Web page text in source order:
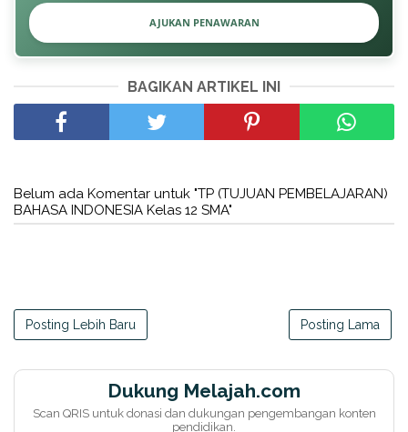
AJUKAN PENAWARAN
BAGIKAN ARTIKEL INI
Belum ada Komentar untuk "TP (TUJUAN PEMBELAJARAN)
BAHASA INDONESIA Kelas 12 SMA"
Posting Lebih Baru Posting Lama
Dukung Melajah.com
Scan QRIS untuk donasi dan dukungan pengembangan konten
pendidikan.